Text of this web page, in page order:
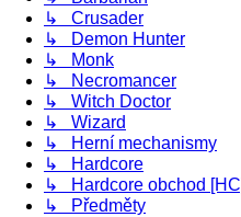
↳ Crusader
↳ Demon Hunter
↳ Monk
↳ Necromancer
↳ Witch Doctor
↳ Wizard
↳ Herní mechanismy
↳ Hardcore
↳ Hardcore obchod [HC]
↳ Předměty